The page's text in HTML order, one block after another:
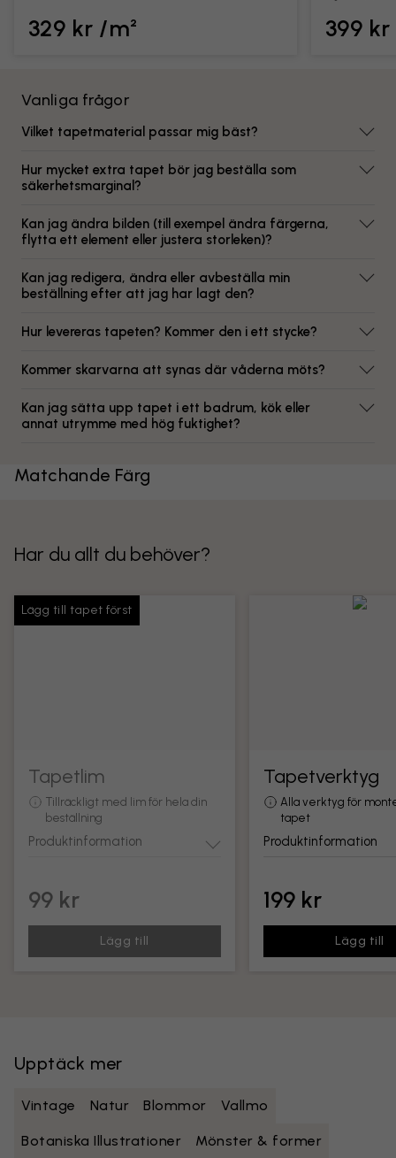
329 kr /m² 399
Vanliga frågor
Vilket tapetmaterial passar mig bäst?
Hur mycket extra tapet bör jag beställa som
säkerhetsmarginal?
Kan jag ändra bilden (till exempel ändra färgerna,
flytta ett element eller justera storleken)?
Kan jag redigera, ändra eller avbeställa min
beställning efter att jag har lagt den?
Hur levereras tapeten? Kommer den i ett stycke?
Kommer skarvarna att synas där våderna möts?
Kan jag sätta upp tapet i ett badrum, kök eller
annat utrymme med hög fuktighet?
Matchande Färg
Har du allt du behöver?
Lägg till tapet först
Tapetlim
Tillräckligt med lim för hela din
beställning
Produktinformation
99 kr
Lägg till
Tapetverktyg
Alla verktyg för
tapet
Produktinformation
199 kr
Lägg till
Upptäck mer
Vintage Natur Blommor Vallmo
Botaniska Illustrationer Mönster & former